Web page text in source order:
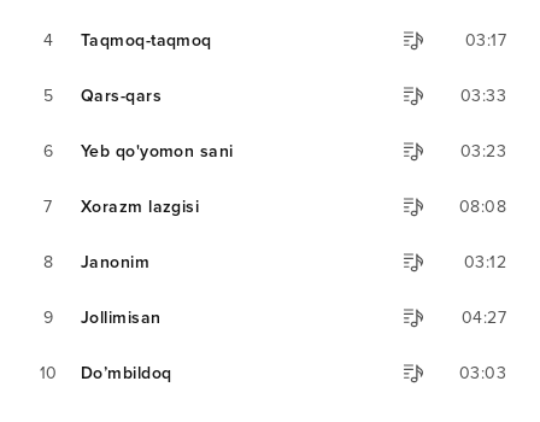
4 Taqmoq-taqmoq 03:17
5 Qars-qars 03:33
6 Yeb qo'yomon sani 03:23
7 Xorazm lazgisi 08:08
8 Janonim 03:12
9 Jollimisan 04:27
10 Do’mbildoq 03:03